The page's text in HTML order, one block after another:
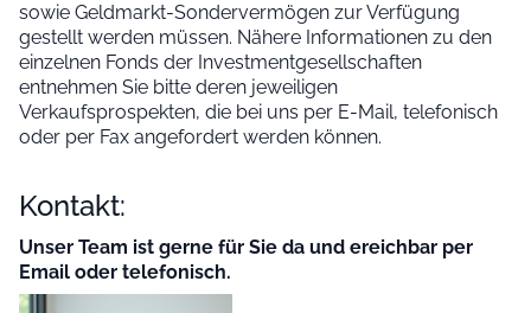
sowie Geldmarkt-Sondervermögen zur Verfügung
gestellt werden müssen. Nähere Informationen zu den
einzelnen Fonds der Investmentgesellschaften
entnehmen Sie bitte deren jeweiligen
Verkaufsprospekten, die bei uns per E-Mail, telefonisch
oder per Fax angefordert werden können.
Kontakt:
Unser Team ist gerne für Sie da und ereichbar per
Email oder telefonisch.